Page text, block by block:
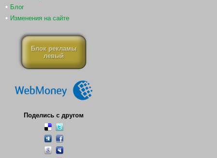
Блог
Изменения на сайте
Блок рекламы
левый
Поделись с другом